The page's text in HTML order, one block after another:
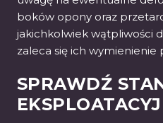
boków opony oraz
jakichkolwiek wątpliwości
zaleca się ich wymienienie
SPRAWDŹ